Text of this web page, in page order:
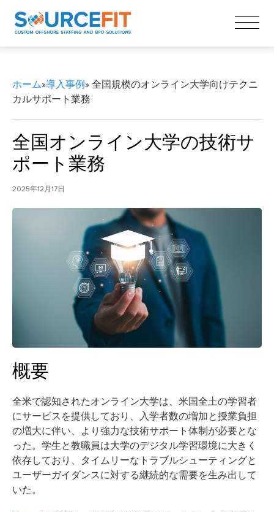
ホーム»導入事例» 全国規模のオンライン大学向けテクニ
カルサポート業務
全国オンライン大学の技術サ
ポート業務
2025年12月17日
概要
全米で認知されたオンライン大学は、米国全土の学習者
にサービスを提供しており、入学者数の増加と授業負担
の増大に伴い、より強力な技術サポート体制が必要とな
った。学生と教職員は大学のデジタル学習環境に大きく
依存しており、タイムリーなトラブルシューティングと
ユーザーガイダンスに対する継続的な需要を生み出して
いた。